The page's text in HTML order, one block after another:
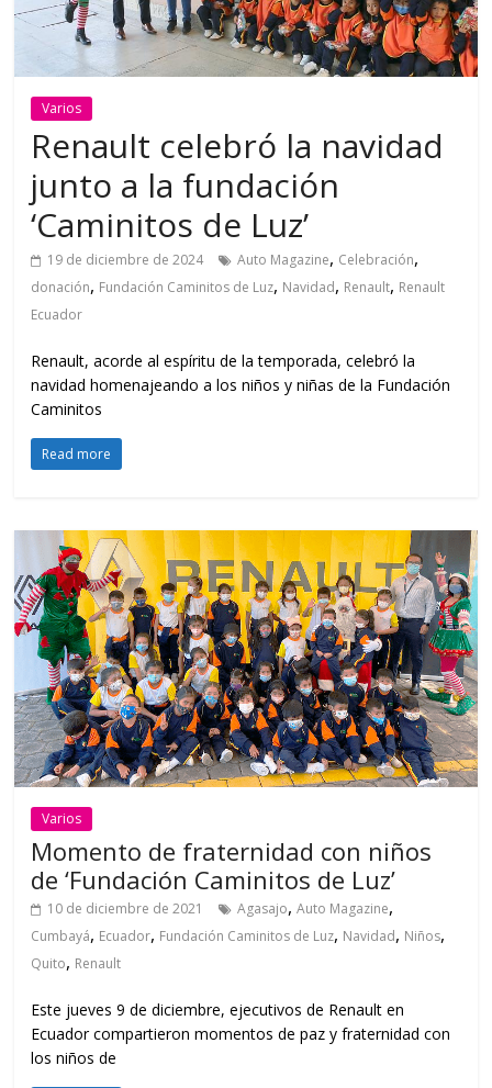
Varios
Renault celebró la navidad
junto a la fundación
‘Caminitos de Luz’
19 de diciembre de 2024 Auto Magazine, Celebración,
donación, Fundación Caminitos de Luz, Navidad, Renault, Renault
Ecuador
Renault, acorde al espíritu de la temporada, celebró la
navidad homenajeando a los niños y niñas de la Fundación
Caminitos
Read more
Varios
Momento de fraternidad con niños
de ‘Fundación Caminitos de Luz’
10 de diciembre de 2021 Agasajo,Auto Magazine,
Cumbayá, Ecuador, Fundación Caminitos de Luz, Navidad, Niños,
Quito, Renault
Este jueves 9 de diciembre, ejecutivos de Renault en
Ecuador compartieron momentos de paz y fraternidad con
los niños de